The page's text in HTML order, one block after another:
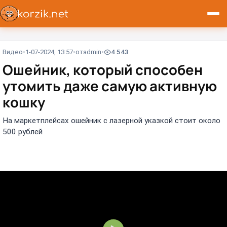
Видео 1-07-2024, 13:57 отadmin 4 543
Ошейник, который способен
утомить даже самую активную
кошку
На маркетплейсах ошейник с лазерной указкой стоит около
500 рублей